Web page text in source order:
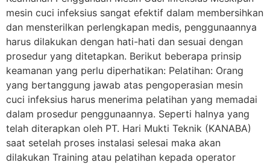
mesin cuci infeksius sangat efektif dalam membersihkan
dan mensterilkan perlengkapan medis, penggunaannya
harus dilakukan dengan hati-hati dan sesuai dengan
prosedur yang ditetapkan. Berikut beberapa prinsip
keamanan yang perlu diperhatikan: Pelatihan: Orang
yang bertanggung jawab atas pengoperasian mesin
cuci infeksius harus menerima pelatihan yang memadai
dalam prosedur penggunaannya. Seperti halnya yang
telah diterapkan oleh PT. Hari Mukti Teknik (KANABA)
saat setelah proses instalasi selesai maka akan
dilakukan Training atau pelatihan kepada operator